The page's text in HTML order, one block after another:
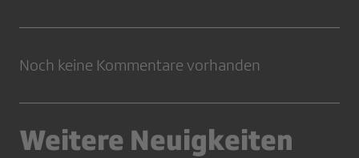
Noch keine Kommentare vorhanden
Weitere Neuigkeiten